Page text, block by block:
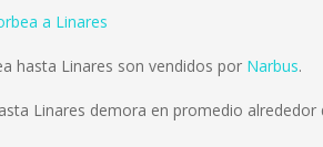
a Linares
hasta Linares son vendidos por Narbus.
Linares demora en promedio alrededor